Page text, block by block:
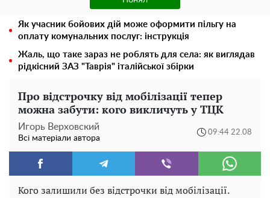
Як учасник бойових дій може оформити пільгу на
оплату комунальних послуг: інструкція
Жаль, що таке зараз не роблять для села: як виглядав
рідкісний ЗАЗ "Таврія" італійської збірки
Про відстрочку від мобілізації тепер
можна забути: кого викличуть у ТЦК
Игорь Верховский
Всі матеріали автора
09:44 22.08
Кого залишили без відстрочки від мобілізації.